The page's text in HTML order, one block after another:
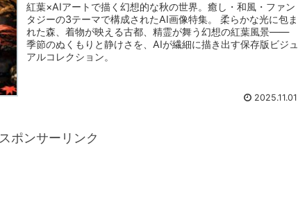
紅葉×AIアートで描く幻想的な秋の世界。癒し・和風・ファン
タジーの3テーマで構成されたAI画像特集。 柔らかな光に包ま
れた森、着物が映える古都、精霊が舞う幻想の紅葉風景——
季節のぬくもりと静けさを、AIが繊細に描き出す保存版ビジュ
アルコレクション。
2025.11.01
スポンサーリンク